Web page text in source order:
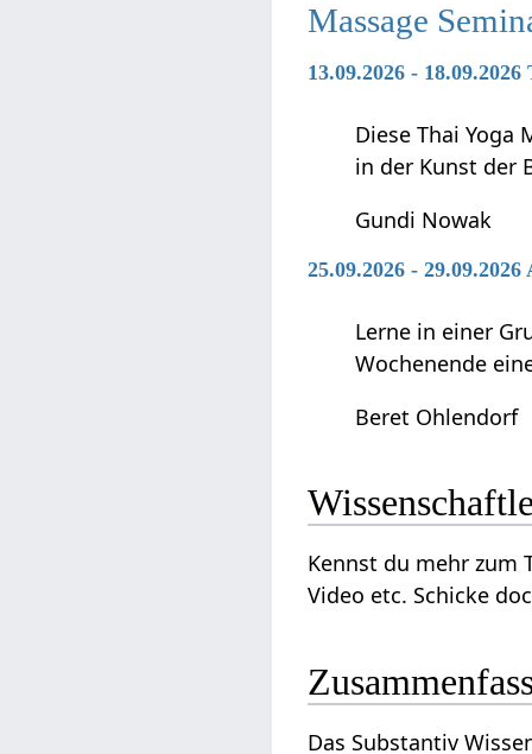
Massage
13.09.2026 -
Diese Thai
in der Kunst der
Gundi Nowak
25.09.2026 -
Lerne in einer
Wochenende
Beret Ohlendorf
Kennst du mehr zum Thema Wissenschaftler‏‎ ? Wir sind
Video etc. Schicke
Das Substantiv Wissenschaftler‏‎ ist ein Wort, das etwas zu tun hat mit Bildung und